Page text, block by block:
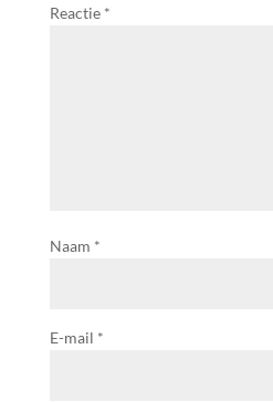
Reactie *
Naam *
E-mail *